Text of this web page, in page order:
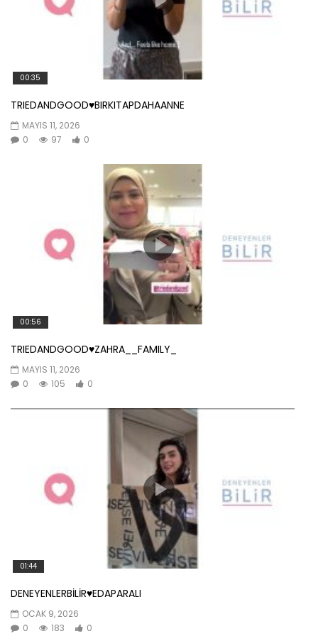
00:35
TRIEDANDGOOD♥️BIRKITAPDAHAANNE
MAYIS 11, 2026
0
97 0
00:56
TRIEDANDGOOD♥️ZAHRA__FAMILY_
MAYIS 11, 2026
0
105 0
01:44
DENEYENLERBİLİR♥️EDAPARALI
OCAK 9, 2026
0
183 0